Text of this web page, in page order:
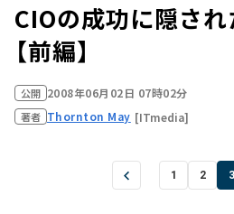
CIOの成功に隠さ
【前編】
公開 2008年06月02日 07時02分
著者 Thornton May [ITmedia]
1 2 3